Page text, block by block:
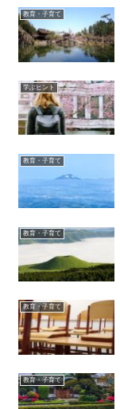
教育・子育て
学ぶヒント
教育・子育て
教育・子育て
教育・子育て
教育・子育て